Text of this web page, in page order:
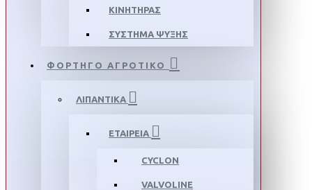
ΚΙΝΗΤΗΡΑΣ
ΣΥΣΤΗΜΑ ΨΥΞΗΣ
ΦΟΡΤΗΓΟ ΑΓΡΟΤΙΚΟ
ΛΙΠΑΝΤΙΚΑ
ΕΤΑΙΡΕΙΑ
CYCLON
VALVOLINE